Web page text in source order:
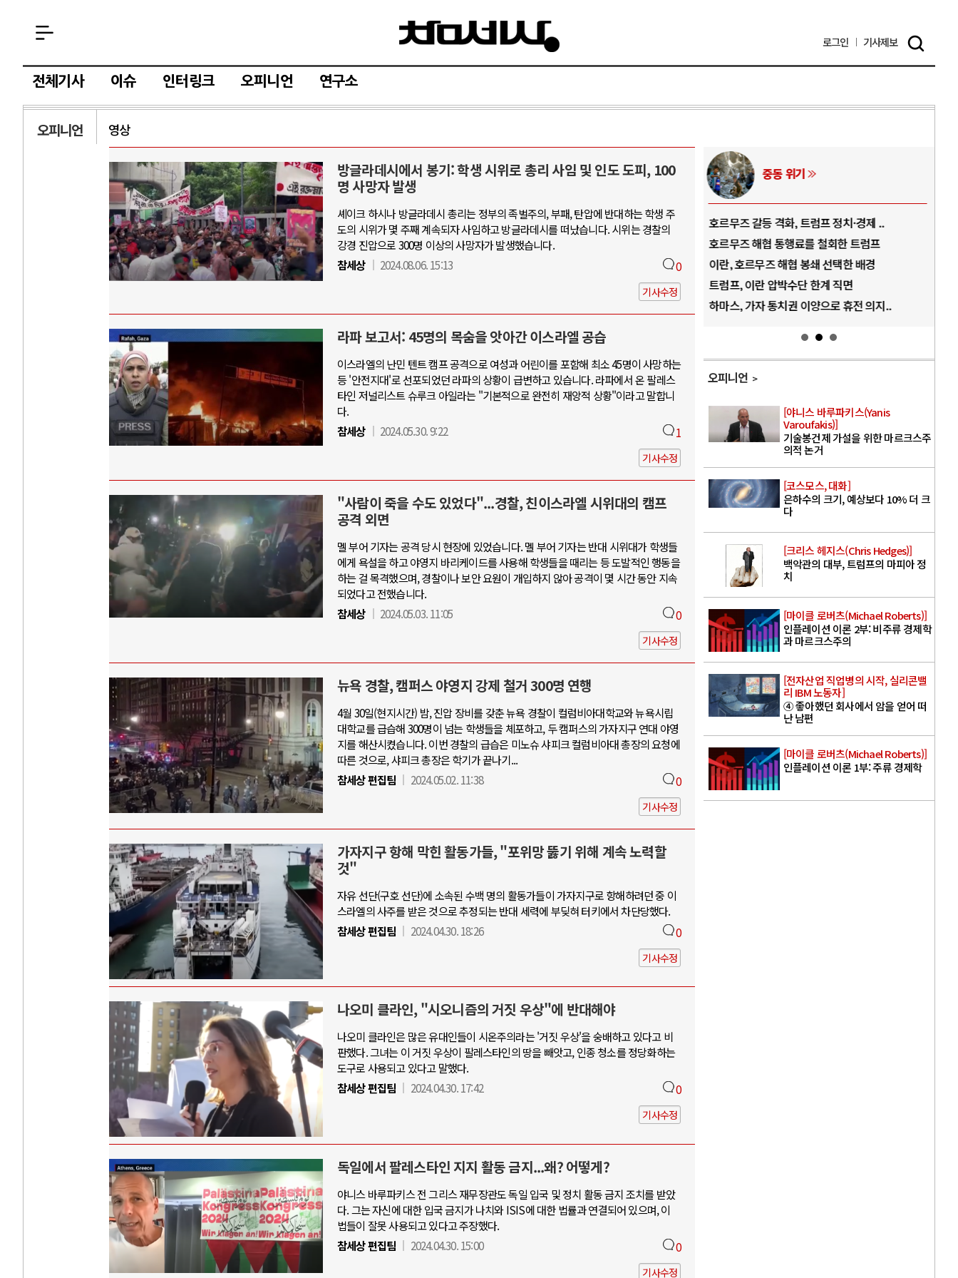
로그인 기사제보
전체기사 이슈 인터링크 오피니언 연구소
오피니언 영상
방글라데시에서 봉기: 학생 시위로 총리 사임 및 인도 도피, 100
명 사망자 발생
셰이크 하시나 방글라데시 총리는 정부의 족벌주의, 부패, 탄압에 반대하는 학생 주
도의 시위가 몇 주째 계속되자 사임하고 방글라데시를 떠났습니다. 시위는 경찰의
강경 진압으로 300명 이상의 사망자가 발생했습니다.
참세상
2024.08.06. 15:13 0
기사수정
라파 보고서: 45명의 목숨을 앗아간 이스라엘 공습
이스라엘의 난민 텐트 캠프 공격으로 여성과 어린이를 포함해 최소 45명이 사망하는
등 '안전지대'로 선포되었던 라파의 상황이 급변하고 있습니다. 라파에서 온 팔레스
타인 저널리스트 슈루크 아일라는 "기본적으로 완전히 재앙적 상황"이라고 말합니
다.
참세상
2024.05.30. 9:22 1
기사수정
"사람이 죽을 수도 있었다"...경찰, 친이스라엘 시위대의 캠프
공격 외면
멜 부어 기자는 공격 당시 현장에 있었습니다. 멜 부어 기자는 반대 시위대가 학생들
에게 욕설을 하고 야영지 바리케이드를 사용해 학생들을 때리는 등 도발적인 행동을
하는 걸 목격했으며, 경찰이나 보안 요원이 개입하지 않아 공격이 몇 시간 동안 지속
되었다고 전했습니다.
참세상
2024.05.03. 11:05 0
기사수정
뉴욕 경찰, 캠퍼스 야영지 강제 철거 300명 연행
4월 30일(현지시간) 밤, 진압 장비를 갖춘 뉴욕 경찰이 컬럼비아대학교와 뉴욕시립
대학교를 급습해 300명이 넘는 학생들을 체포하고, 두 캠퍼스의 가자지구 연대 야영
지를 해산시켰습니다. 이번 경찰의 급습은 미노슈 샤피크 컬럼비아대 총장의 요청에
따른 것으로, 샤피크 총장은 학기가 끝나기...
참세상 편집팀
2024.05.02. 11:38 0
기사수정
가자지구 항해 막힌 활동가들, "포위망 뚫기 위해 계속 노력할
것"
자유 선단(구호 선단)에 소속된 수백 명의 활동가들이 가자지구로 항해하려던 중 이
스라엘의 사주를 받은 것으로 추정되는 반대 세력에 부딪혀 터키에서 차단당했다.
참세상 편집팀
2024.04.30. 18:26 0
기사수정
나오미 클라인, "시오니즘의 거짓 우상"에 반대해야
나오미 클라인은 많은 유대인들이 시온주의라는 '거짓 우상'을 숭배하고 있다고 비
판했다. 그녀는 이 거짓 우상이 팔레스타인의 땅을 빼앗고, 인종 청소를 정당화하는
도구로 사용되고 있다고 말했다.
참세상 편집팀
2024.04.30. 17:42 0
기사수정
독일에서 팔레스타인 지지 활동 금지...왜? 어떻게?
야니스 바루파키스 전 그리스 재무장관도 독일 입국 및 정치 활동 금지 조치를 받았
다. 그는 자신에 대한 입국 금지가 나치와 ISIS에 대한 법률과 연결되어 있으며, 이
법들이 잘못 사용되고 있다고 주장했다.
참세상 편집팀
2024.04.30. 15:00 0
기사수정
AI와 인간
중국 AI, 저가 공세로 글로벌 토큰 시..
AI 국부펀드 구상 놓고 미국 진보진영 ..
AI 데이터센터 반대 투쟁은 새로운 글로..
AI의 숨은 환경 비용: 데이터센터 확산..
러시아-우크라이나 전쟁
전쟁의 추상화: 우크라이나, 대리전의 역..
EU·우크라이나 드론 협력 직후, 러시아..
우크라이나, 덴마크, 에스토니아, 네덜란..
러·우크라, 대규모 공습 주고받아…민간 ..
중동 위기
호르무즈 갈등 격화, 트럼프 정치·경제 ..
호르무즈 해협 통행료를 철회한 트럼프
이란, 호르무즈 해협 봉쇄 선택한 배경
트럼프, 이란 압박수단 한계 직면
하마스, 가자 통치권 이양으로 휴전 의지..
오피니언
[야니스 바루파키스(Yanis
Varoufakis)]
기술봉건제 가설을 위한 마르크스주
의적 논거
[코스모스, 대화]
은하수의 크기, 예상보다 10% 더 크
다
[크리스 헤지스(Chris Hedges)]
백악관의 대부, 트럼프의 마피아 정
치
[마이클 로버츠(Michael Roberts)]
인플레이션 이론 2부: 비주류 경제학
과 마르크스주의
[전자산업 직업병의 시작, 실리콘밸
리 IBM 노동자]
④ 좋아했던 회사에서 암을 얻어 떠
난 남편
[마이클 로버츠(Michael Roberts)]
인플레이션 이론 1부: 주류 경제학